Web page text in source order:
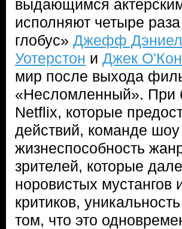
выдающимся
исполняют четыре
глобус» Джефф
Уотерстон и Джек
мир после выхода
«Несломленный». При
Netflix, которые
действий, команде шоу
жизнеспособность
зрителей, которые
норовистых
критиков,
том, что это